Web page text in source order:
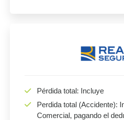
Pérdida total: Incluye
Perdida total (Accidente):
Comercial, pagando el